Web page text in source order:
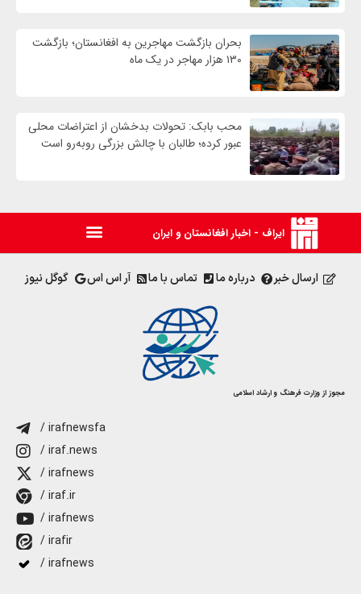
بحران بازگشت مهاجرین به افغانستان؛ بازگشت
۱۳۰ هزار مهاجر در یک ماه
محب بابک: تحولات بدخشان از اعتراضات محلی
عبور کرده؛ طالبان با چالش بزرگی روبه‌رو است
ایراف - اخبار افغانستان و ایران
ارسال خبر درباره ما تماس با ما آر اس اس گوگل نیوز
مجوز از وزارت فرهنگ و ارشاد اسلامی
/ irafnewsfa
/ iraf.news
/ irafnews
/ iraf.ir
/ irafnews
/ irafir
/ irafnews